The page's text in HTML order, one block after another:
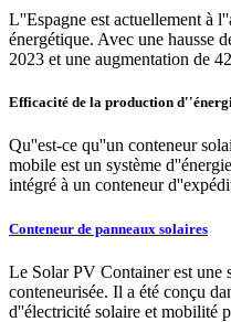
L''Espagne est actuellement à
énergétique. Avec une hausse
2023 et une augmentation de
Efficacité de la production
Qu''est-ce qu''un conteneur
mobile est un système
intégré à un conteneur
Conteneur de panneaux solaires
Le Solar PV Container est une
conteneurisée. Il a été conçu
d''électricité solaire et mobilité